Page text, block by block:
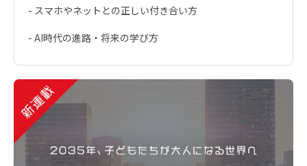
- スマホやネットとの正しい付き合い方
- AI時代の進路・将来の学び方